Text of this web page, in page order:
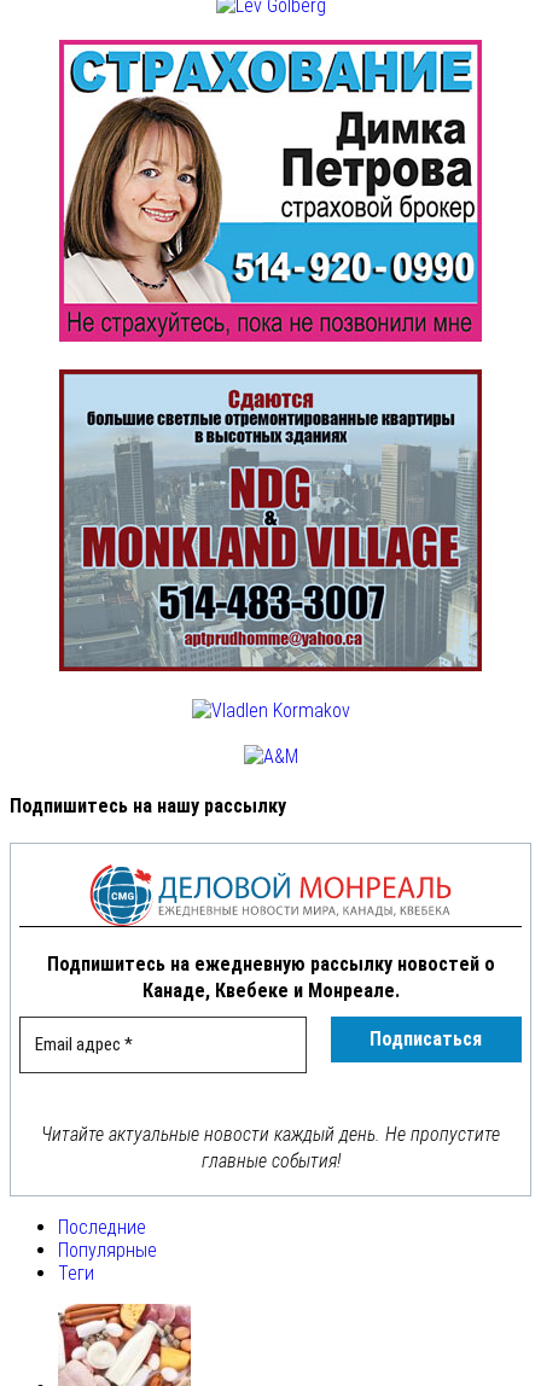
Подпишитесь на нашу рассылку
Подпишитесь на ежедневную рассылку новостей о
Канаде, Квебеке и Монреале.
Читайте актуальные новости каждый день. Не пропустите
главные события!
Последние
Популярные
Теги